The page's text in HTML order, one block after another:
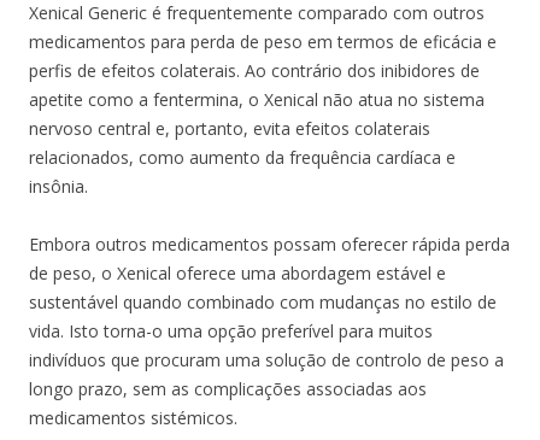
Xenical Generic é frequentemente comparado com outros
medicamentos para perda de peso em termos de eficácia e
perfis de efeitos colaterais. Ao contrário dos inibidores de
apetite como a fentermina, o Xenical não atua no sistema
nervoso central e, portanto, evita efeitos colaterais
relacionados, como aumento da frequência cardíaca e
insônia.
Embora outros medicamentos possam oferecer rápida perda
de peso, o Xenical oferece uma abordagem estável e
sustentável quando combinado com mudanças no estilo de
vida. Isto torna-o uma opção preferível para muitos
indivíduos que procuram uma solução de controlo de peso a
longo prazo, sem as complicações associadas aos
medicamentos sistémicos.